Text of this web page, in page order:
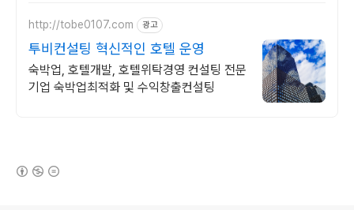
http://tobe0107.com 광고
투비컨설팅 혁신적인 호텔 운영
숙박업, 호텔개발, 호텔위탁경영 컨설팅 전문
기업 숙박업최적화 및 수익창출컨설팅